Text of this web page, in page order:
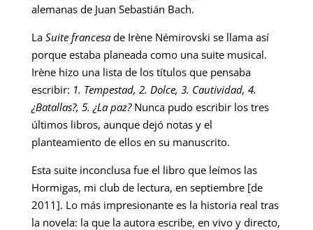
alemanas de Juan Sebastián Bach.
La Suite francesade Irène Némirovski se llama así
porque estaba planeada como una suite musical.
Irène hizo una lista de los títulos que pensaba
escribir: 1. Tempestad, 2. Dolce, 3. Cautividad, 4.
¿Batallas?, 5. ¿La paz?Nunca pudo escribir los tres
últimos libros, aunque dejó notas y el
planteamiento de ellos en su manuscrito.
Esta suite inconclusa fue el libro que leímos las
Hormigas, mi club de lectura, en septiembre [de
2011]. Lo más impresionante es la historia real tras
la novela: la que la autora escribe, en vivo y directo,